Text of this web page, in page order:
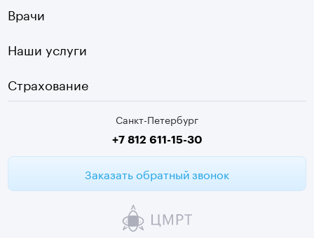
Девяткино
г. Колпино
Чек-ап
ЭКГ
Медицинские анализы
Санкт-Петербург
+7 812 611-15-30
Заказать обратный звонок
Врачи
Наши услуги
Страхование